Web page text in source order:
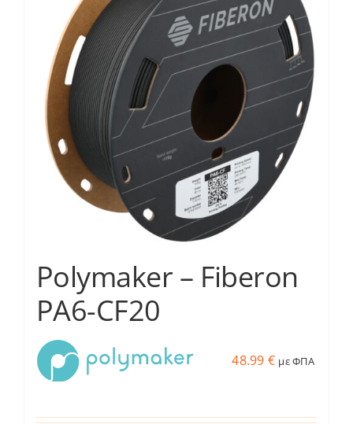
παραλλαγές.
Οι
επιλογές
μπορούν
να
επιλεγούν
στη
σελίδα
του
προϊόντος
Polymaker – Fiberon
PA6-CF20
48.99 € με ΦΠΑ